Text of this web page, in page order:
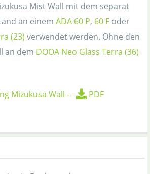
Mist Wall mit dem separat
an einem ADA 60 P, 60 F oder
(23) verwendet werden. Ohne den
an dem DOOA Neo Glass Terra (36)
Mizukusa Wall --
PDF